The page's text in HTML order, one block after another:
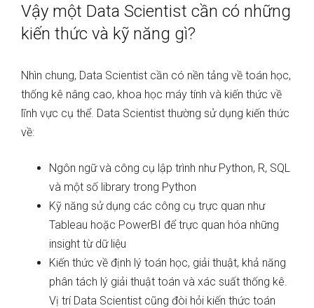
Vậy một Data Scientist cần có những
kiến thức và kỹ năng gì?
Nhìn chung, Data Scientist cần có nền tảng về toán học,
thống kê nâng cao, khoa học máy tính và kiến ​​thức về
lĩnh vực cụ thể. Data Scientist thường sử dụng kiến thức
về:
Ngôn ngữ và công cụ lập trình như Python, R, SQL
và một số library trong Python
Kỹ năng sử dụng các công cụ trực quan như
Tableau hoặc PowerBI để trực quan hóa những
insight từ dữ liệu
Kiến thức về định lý toán học, giải thuật, khả năng
phân tách lý giải thuật toán và xác suất thống kê.
Vị trí Data Scientist cũng đòi hỏi kiến ​​thức toán